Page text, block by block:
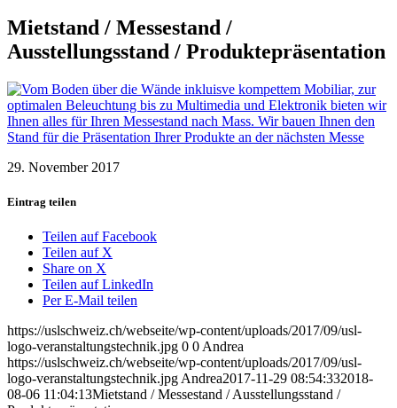
Mietstand / Messestand /
Ausstellungsstand / Produktepräsentation
29. November 2017
Eintrag teilen
Teilen auf Facebook
Teilen auf X
Share on X
Teilen auf LinkedIn
Per E-Mail teilen
https://uslschweiz.ch/webseite/wp-content/uploads/2017/09/usl-
logo-veranstaltungstechnik.jpg 0 0 Andrea
https://uslschweiz.ch/webseite/wp-content/uploads/2017/09/usl-
logo-veranstaltungstechnik.jpg Andrea2017-11-29 08:54:332018-
08-06 11:04:13Mietstand / Messestand / Ausstellungsstand /